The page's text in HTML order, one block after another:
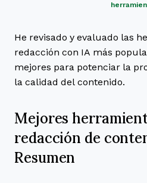
He revisado y evaluado las
redacción con IA más
mejores para potenciar la
la calidad del contenido.
Mejores
redacción de
Resumen